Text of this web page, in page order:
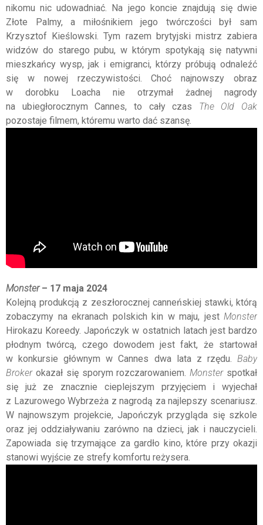
nikomu nic udowadniać. Na jego koncie znajdują się dwie
Złote Palmy, a miłośnikiem jego twórczości był sam
Krzysztof Kieślowski. Tym razem brytyjski mistrz zabiera
widzów do starego pubu, w którym spotykają się natywni
mieszkańcy wysp, jak i emigranci, którzy próbują odnaleźć
się w nowej rzeczywistości. Choć najnowszy obraz
w dorobku Loacha nie otrzymał żadnej nagrody
na ubiegłorocznym Cannes, to cały czas The Old Oak
pozostaje filmem, któremu warto dać szansę.
Monster ­– 17 maja 2024
Kolejną produkcją z zeszłorocznej canneńskiej stawki, którą
zobaczymy na ekranach polskich kin w maju, jest Monster
Hirokazu Koreedy. Japończyk w ostatnich latach jest bardzo
płodnym twórcą, czego dowodem jest fakt, że startował
w konkursie głównym w Cannes dwa lata z rzędu. Baby
Broker okazał się sporym rozczarowaniem.Monster spotkał
się już ze znacznie cieplejszym przyjęciem i wyjechał
z Lazurowego Wybrzeża z nagrodą za najlepszy scenariusz.
W najnowszym projekcie, Japończyk przygląda się szkole
oraz jej oddziaływaniu zarówno na dzieci, jak i nauczycieli.
Zapowiada się trzymające za gardło kino, które przy okazji
stanowi wyjście ze strefy komfortu reżysera.